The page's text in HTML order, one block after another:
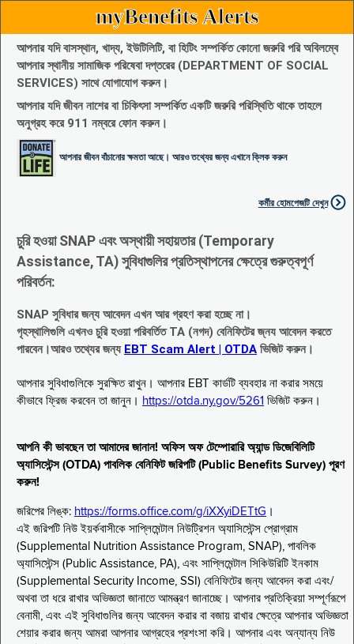
myBenefits Alerts
আপনার যদি বাসস্থান, খাদ্য, ইউটিলিটি, বা হিটিং সম্পর্কিত কোনো জরুরি পরি অবিলম্বে
আপনার স্থানীয় সামাজিক পরিষেবা দপ্তরের (DEPARTMENT OF SOCIAL
SERVICES) সাথে যোগাযোগ করুন।
আপনার যদি জীবন নাশের বা চিকিৎসা সম্পর্কিত একটি জরুরি পরিস্থিতি থাকে তাহলে
অনুগ্রহ করে 911 নম্বরে ফোন করুন।
আপনার জীবন বাঁচানোর ক্ষমতা আছে। আরও তথ্যের জন্য এখানে ক্লিক করুন
কর্মীর হোমপেজটি দেখুন
চুরি হওয়া SNAP এবং অস্থায়ী সহায়তার (Temporary
Assistance, TA) সুবিধাগুলির প্রতিস্থাপনের ক্ষেত্রে গুরুত্বপূর্ণ
পরিবর্তন:
SNAP সুবিধার জন্য আবেদন এখন আর গ্রহণ করা হচ্ছে না।
গৃহস্থালিগুলি এখনও চুরি হওয়া পরিবর্তিত TA (নগদ) বেনিফিটের জ্নয আবেদন করতে
পারবেন।আরও তথ্যের জন্য EBT Scam Alert | OTDA ভিজিট করুন।
আপনার সুবিধাগুলিকে সুরক্ষিত রাখুন। আপনার EBT কার্ডটি ব্যবহার না করার সময়ে
কীভাবে ফ্রিজ করবেন তা জানুন। https://otda.ny.gov/5261 ভিজিট করুন।
আপনি কী ভাবছেন তা আমাদের জানান! অফিস অফ টেম্পোরারি অ্যান্ড ডিজেবিলিটি
অ্যাসিস্টেন্স (OTDA) পাবলিক বেনিফিট জরিপটি (Public Benefits Survey) পূরণ
করুন!
জরিপের লিঙ্ক: https://forms.office.com/g/iXXyiDETtG ।
এই জরিপটি নিউ ইয়র্কবাসীকে সাপ্লিমেন্টাল নিউট্রিশন অ্যাসিস্টেন্স প্রোগ্রাম
(Supplemental Nutrition Assistance Program, SNAP), পাবলিক
অ্যাসিস্টেন্স (Public Assistance, PA), এবং সাপ্লিমেন্টাল সিকিউরিটি ইনকাম
(Supplemental Security Income, SSI) বেনিফিটের জন্য আবেদন করা এবং/
অথবা তা ধরে রাখার অভিজ্ঞতা জানাতে আমন্ত্রণ জানাচ্ছে। আপনার প্রতিক্রিয়া সম্পূর্ণরূপে
বেনামী, এবং এই সুবিধাগুলির জন্য আবেদন করার বা বজায় রাখার ক্ষেত্রে আপনার অভিজ্ঞতা
শেয়ার করার জন্য আমরা আপনার আগ্রহের প্রশংসা করি। আপনার এবং অন্যান্য নিউ